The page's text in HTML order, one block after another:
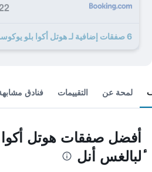
6 صفقات إضافية لـ هوتل أكوا بلو يوكوسوكا - ٔلبالغس أنل
لمحة عن التقييمات فنادق
أفضل صفقات هوتل أكوا
ٔلبالغس أنل